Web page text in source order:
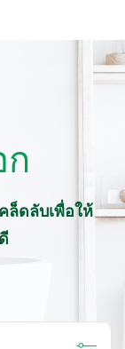
ก
ล็ดลับเพื่อให้